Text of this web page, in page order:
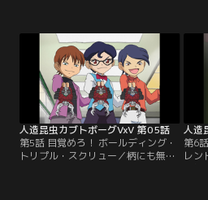
セイと勝治。ところがリュウセイが
暴走、勝手に店の存続をボーグバト
ルの試合に賭けてしまった。ところ
が相手の中華三兄弟はボーグバトル
の賞金を開店資金にしていた強者ボ
ーガーだった。【提供：バンダイチ
ャンネル】
セ
ョ
屋
ュ
ニ
【
人造昆虫カブトボーグVxV 第05話
第5話 目覚めろ！ ボールディング・
トリプル・スクリュー／柄にも無く
人造
第6
レン